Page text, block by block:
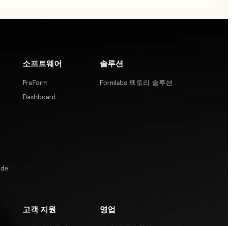
소프트웨어
PreForm
Dashboard
솔루션
Formlabs 팩토리 솔루션
고객 지원 영업